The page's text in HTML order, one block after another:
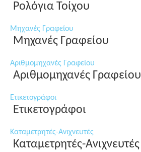
Ρολόγια Τοίχου
Μηχανές Γραφείου
Μηχανές Γραφείου
Αριθμομηχανές Γραφείου
Αριθμομηχανές Γραφείου
Ετικετογράφοι
Ετικετογράφοι
Καταμετρητές-Ανιχνευτές
Καταμετρητές-Ανιχνευτές